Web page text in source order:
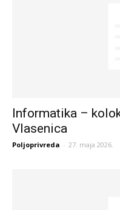
Informatika –
Vlasenica
Poljoprivreda - 27. maja 2026.